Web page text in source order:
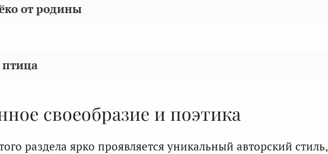
от родины
своеобразие и поэтика
раздела ярко проявляется уникальный авторский стиль,